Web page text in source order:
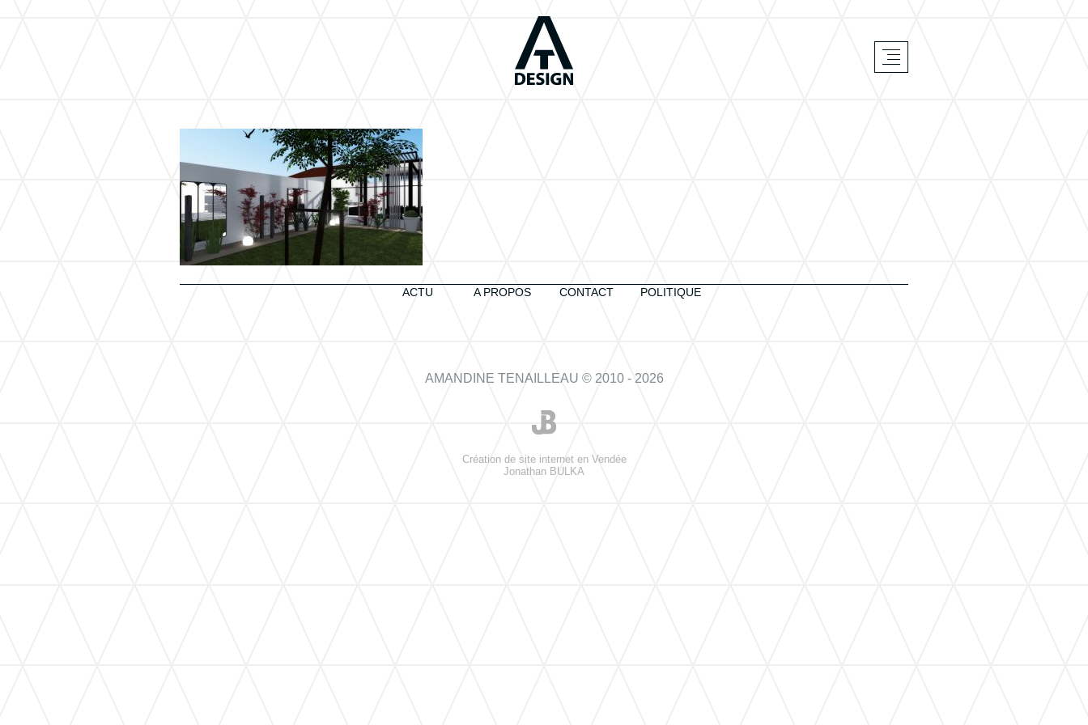
ACTU A PROPOS CONTACT POLITIQUE
AMANDINE TENAILLEAU © 2010 - 2026
Création de site internet en Vendée
Jonathan BULKA